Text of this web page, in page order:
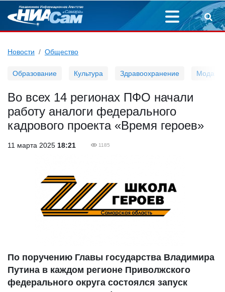
Новости Общество
Образование Культура Здравоохранение Мода
Во всех 14 регионах ПФО начали
работу аналоги федерального
кадрового проекта «Время героев»
11 марта 2025 18:21 1185
По поручению Главы государства Владимира
Путина в каждом регионе Приволжского
федерального округа состоялся запуск